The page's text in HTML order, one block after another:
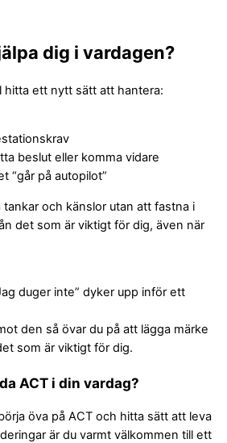
dig i vardagen?
hitta ett nytt sätt att hantera:
beslut eller komma vidare
“går på autopilot”
tankar och känslor utan att fastna i
det som är viktigt för dig, även när
duger inte” dyker upp inför ett
den så övar du på att lägga märke
som är viktigt för dig.
ACT i din vardag?
öva på ACT och hitta sätt att leva
är du varmt välkommen till ett